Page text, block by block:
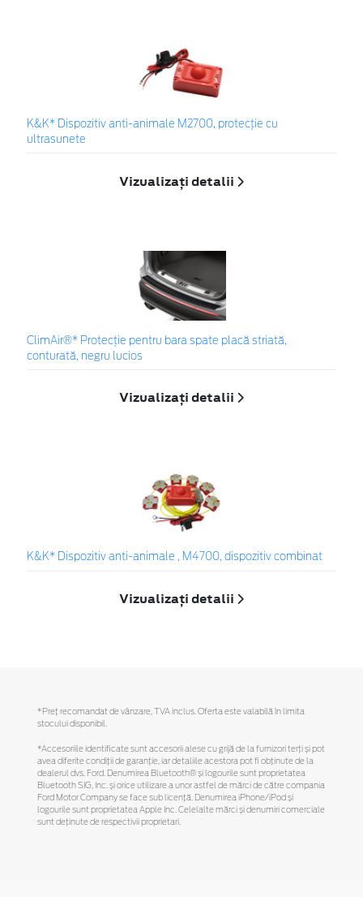
K&K* Dispozitiv anti-animale M2700, protecție cu
ultrasunete
Vizualizați detalii
ClimAir®* Protecţie pentru bara spate placă striată,
conturată, negru lucios
Vizualizați detalii
K&K* Dispozitiv anti-animale , M4700, dispozitiv combinat
Vizualizați detalii
*Preţ recomandat de vânzare, TVA inclus. Oferta este valabilă în limita
stocului disponibil.
*Accesoriile identificate sunt accesorii alese cu grijă de la furnizori terți și pot
avea diferite condiții de garanție, iar detaliile acestora pot fi obținute de la
dealerul dvs. Ford. Denumirea Bluetooth® și logourile sunt proprietatea
Bluetooth SIG, Inc. și orice utilizare a unor astfel de mărci de către compania
Ford Motor Company se face sub licență. Denumirea iPhone/iPod și
logourile sunt proprietatea Apple Inc. Celelalte mărci și denumiri comerciale
sunt deținute de respectivii proprietari.